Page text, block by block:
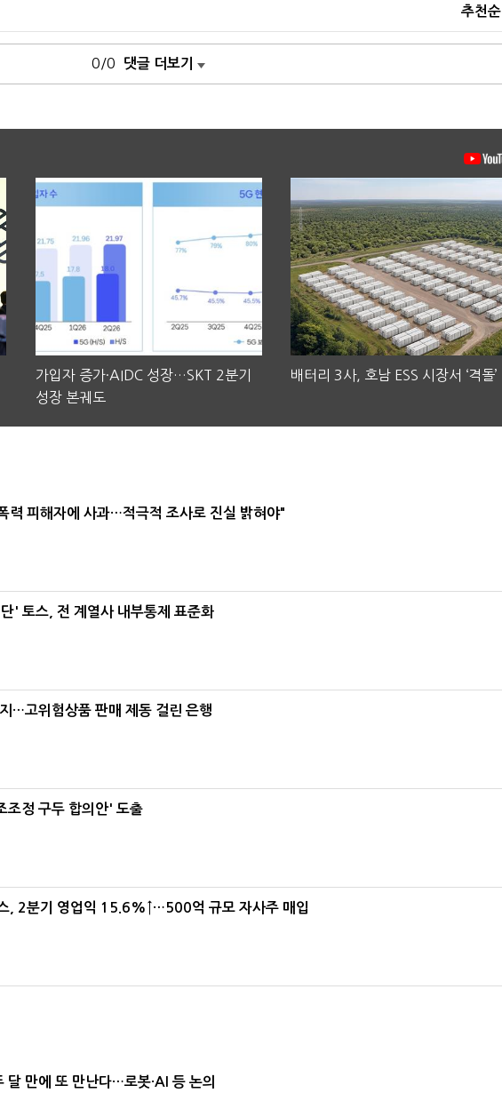
추천순
0/0 댓글 더보기
가입자 증가·AIDC 성장…SKT 2분기
성장 본궤도
배터리 3사, 호남 ESS 시장서 ‘격돌’
력 피해자에 사과…적극적 조사로 진실 밝혀야"
' 토스, 전 계열사 내부통제 표준화
…고위험상품 판매 제동 걸린 은행
조정 구두 합의안' 도출
, 2분기 영업익 15.6%↑…500억 규모 자사주 매입
달 만에 또 만난다…로봇·AI 등 논의